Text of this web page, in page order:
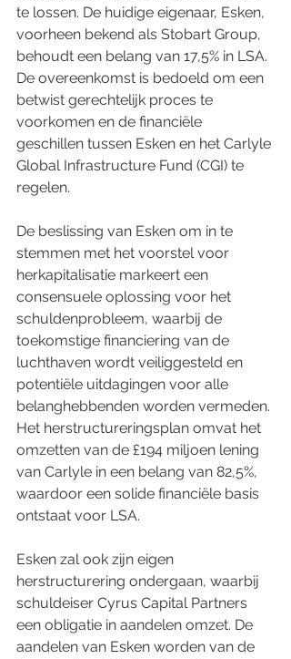
te lossen. De huidige eigenaar, Esken,
voorheen bekend als Stobart Group,
behoudt een belang van 17,5% in LSA.
De overeenkomst is bedoeld om een
betwist gerechtelijk proces te
voorkomen en de financiële
geschillen tussen Esken en het Carlyle
Global Infrastructure Fund (CGI) te
regelen.
De beslissing van Esken om in te
stemmen met het voorstel voor
herkapitalisatie markeert een
consensuele oplossing voor het
schuldenprobleem, waarbij de
toekomstige financiering van de
luchthaven wordt veiliggesteld en
potentiële uitdagingen voor alle
belanghebbenden worden vermeden.
Het herstructureringsplan omvat het
omzetten van de £194 miljoen lening
van Carlyle in een belang van 82,5%,
waardoor een solide financiële basis
ontstaat voor LSA.
Esken zal ook zijn eigen
herstructurering ondergaan, waarbij
schuldeiser Cyrus Capital Partners
een obligatie in aandelen omzet. De
aandelen van Esken worden van de